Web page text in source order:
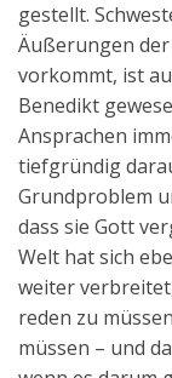
gestellt.
Äußerungen
vorkommt, ist
Benedikt
Ansprachen
tiefgründig
Grundproblem
dass sie Gott
Welt hat sich
weiter
reden zu
müssen – und